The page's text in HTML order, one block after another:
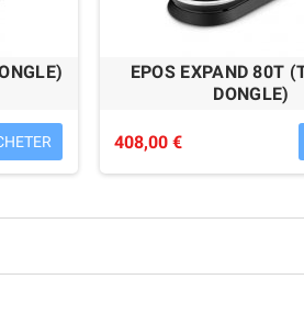
EPOS EXPAND 80T
DONGLE)
408,00 €